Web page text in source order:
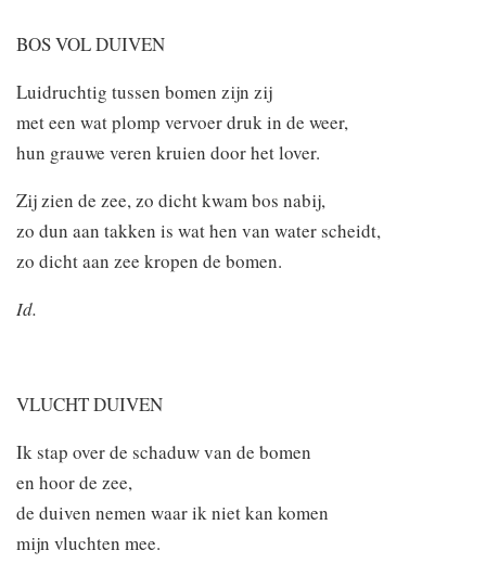
BOS VOL DUIVEN
Luidruchtig tussen bomen zijn zij
met een wat plomp vervoer druk in de weer,
hun grauwe veren kruien door het lover.
Zij zien de zee, zo dicht kwam bos nabij,
zo dun aan takken is wat hen van water scheidt,
zo dicht aan zee kropen de bomen.
Id.
VLUCHT DUIVEN
Ik stap over de schaduw van de bomen
en hoor de zee,
de duiven nemen waar ik niet kan komen
mijn vluchten mee.